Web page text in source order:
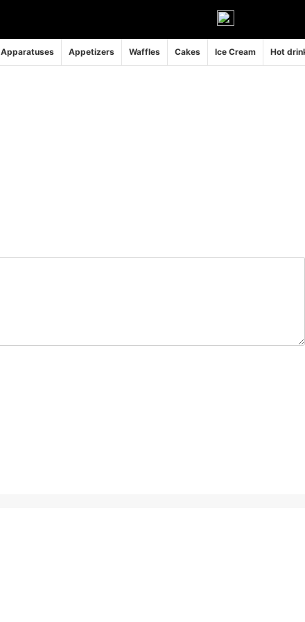
Apparatuses Appetizers Waffles Cakes Ice Cream Hot